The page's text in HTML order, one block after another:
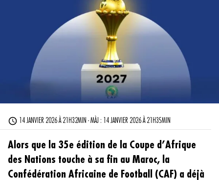
14 JANVIER 2026 À 21H32MIN - MÀJ : 14 JANVIER 2026 À 21H35MIN
Alors que la 35e édition de la Coupe d’Afrique
des Nations touche à sa fin au Maroc, la
Confédération Africaine de Football (CAF) a déjà